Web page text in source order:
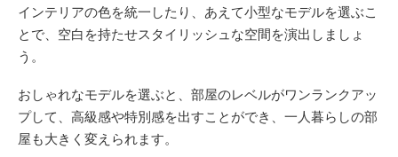
インテリアの色を統一したり、あえて小型なモデルを選ぶこ
とで、空白を持たせスタイリッシュな空間を演出しましょ
う。
おしゃれなモデルを選ぶと、部屋のレベルがワンランクアッ
プして、高級感や特別感を出すことができ、一人暮らしの部
屋も大きく変えられます。